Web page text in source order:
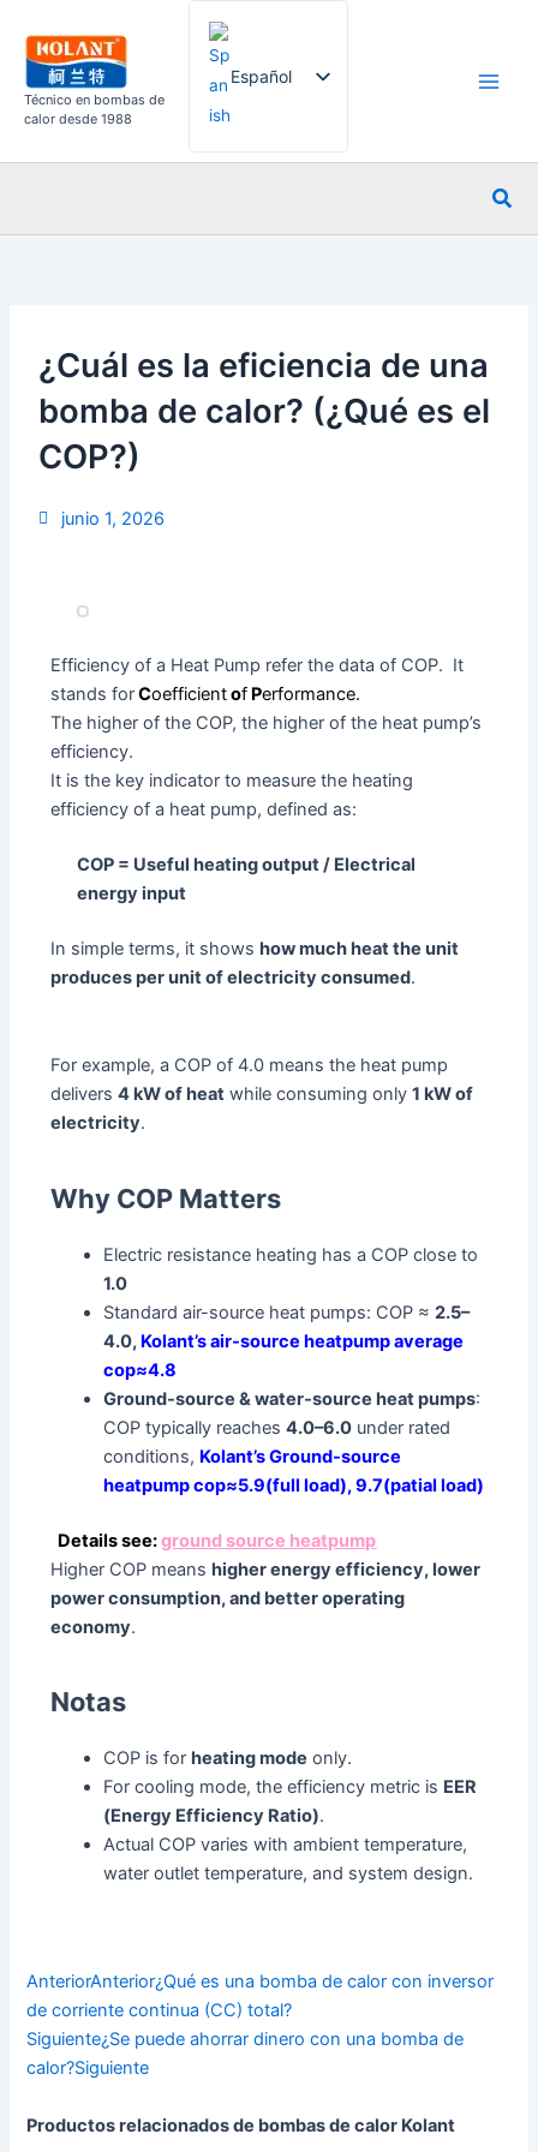
contenido
Técnico en bombas de
calor desde 1988
Español
English
German
Arabic
Portuguese
¿Cuál es la eficiencia de una
bomba de calor? (¿Qué es el
COP?)
junio 1, 2026
Efficiency of a Heat Pump refer the data of COP. It
stands forCoefficientof Performance.
The higher of the COP, the higher of the heat pump’s
efficiency.
It is the key indicator to measure the heating
efficiency of a heat pump, defined as:
COP = Useful heating output / Electrical
energy input
In simple terms, it showshow much heat the unit
produces per unit of electricity consumed.
For example, a COP of 4.0 means the heat pump
delivers4 kW of heat while consuming only1 kW of
electricity.
Why COP Matters
Electric resistance heating has a COP close to
1.0
Standard air-source heat pumps: COP ≈2.5–
4.0, Kolant’s air-source heatpump average
cop≈4.8
Ground-source & water-source heat pumps:
COP typically reaches4.0–6.0 under rated
conditions, Kolant’s Ground-source
heatpump cop≈5.9(full load), 9.7(patial load)
Details see:ground source heatpump
Higher COP meanshigher energy efficiency, lower
power consumption, and better operating
economy.
Notas
COP is forheating mode only.
For cooling mode, the efficiency metric is EER
(Energy Efficiency Ratio).
Actual COP varies with ambient temperature,
water outlet temperature, and system design.
AnteriorAnterior¿Qué es una bomba de calor con inversor
de corriente continua (CC) total?
Siguiente¿Se puede ahorrar dinero con una bomba de
calor?Siguiente
Productos relacionados de bombas de calor Kolant